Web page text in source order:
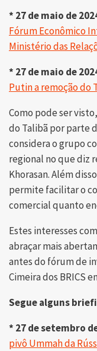
* 27 de maio de
Fórum Econômico
Ministério das
* 27 de maio de
Putin a remoção do
Como pode ser
do Talibã por parte
considera o grupo
regional no que diz
Khorasan. Além
permite facilitar o
comercial quanto
Estes interesses
abraçar mais
antes do fórum de
Cimeira dos BRICS
Segue alguns
* 27 de setembro
pivô Ummah da